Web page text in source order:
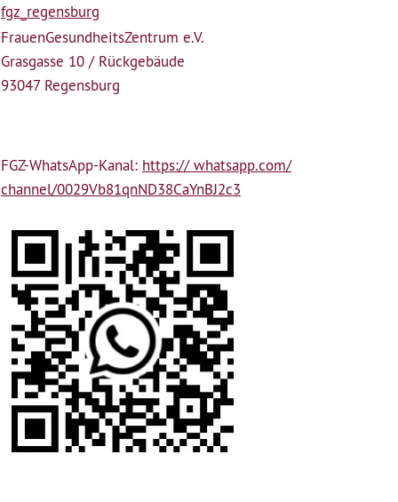
fgz_regensburg
Frauen­Gesundheits­Zentrum e.V.
Grasgasse 10 / Rückgebäude
93047 Regensburg
FGZ-WhatsApp-Kanal: https:// whatsapp.com/
channel/0029Vb81qnND38CaYnBJ2c3